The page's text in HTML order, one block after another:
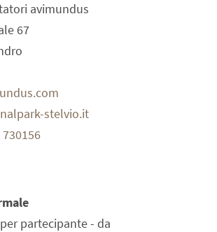
avimundus
67
stelvio.it
partecipante - da